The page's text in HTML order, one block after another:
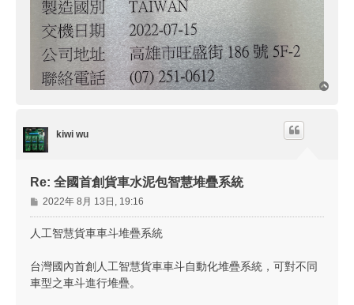
kiwi wu
Re: 全國首創貨車水泥包智慧堆疊系統
文
章
2022年 8月 13日, 19:16
人工智慧貨車車斗堆疊系統
台灣國內首創人工智慧貨車車斗自動化堆疊系統，可對不同
車型之車斗進行堆疊。